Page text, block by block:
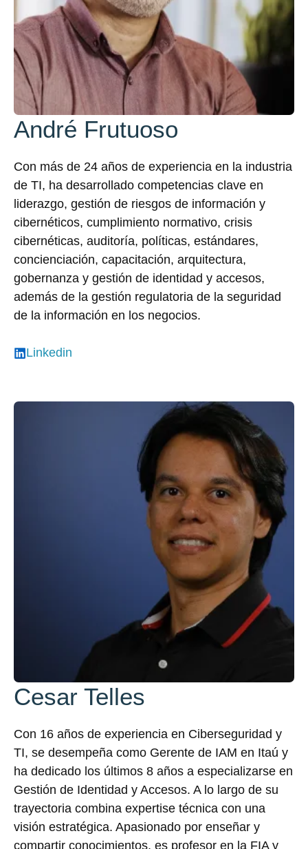
André Frutuoso
Con más de 24 años de experiencia en la industria
de TI, ha desarrollado competencias clave en
liderazgo, gestión de riesgos de información y
cibernéticos, cumplimiento normativo, crisis
cibernéticas, auditoría, políticas, estándares,
concienciación, capacitación, arquitectura,
gobernanza y gestión de identidad y accesos,
además de la gestión regulatoria de la seguridad
de la información en los negocios.
Linkedin
Cesar Telles
Con 16 años de experiencia en Ciberseguridad y
TI, se desempeña como Gerente de IAM en Itaú y
ha dedicado los últimos 8 años a especializarse en
Gestión de Identidad y Accesos. A lo largo de su
trayectoria combina expertise técnica con una
visión estratégica. Apasionado por enseñar y
compartir conocimientos, es profesor en la FIA y